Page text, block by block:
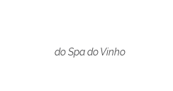
do Spa do Vinho